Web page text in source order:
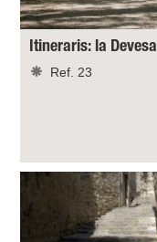
Itineraris: la Devesa
Ref. 23